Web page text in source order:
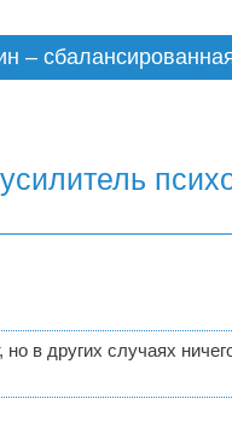
в других случаях